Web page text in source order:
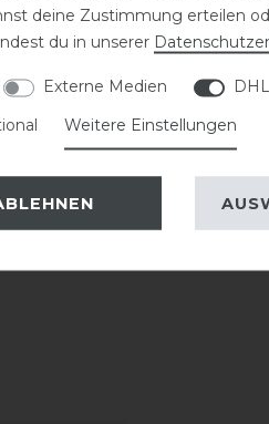
einen
deine Zustimmung erteilen
du in unserer
Externe Medien
Weitere Einstellungen